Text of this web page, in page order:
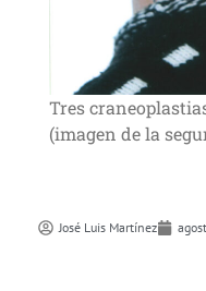
Tres
(imagen de la
José Luis Martí­nez